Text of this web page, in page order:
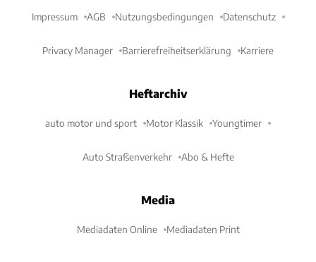
Impressum AGB Nutzungsbedingungen Datenschutz
Privacy Manager Barrierefreiheitserklärung Karriere
Heftarchiv
auto motor und sport Motor Klassik Youngtimer
Auto Straßenverkehr Abo & Hefte
Media
Mediadaten Online Mediadaten Print